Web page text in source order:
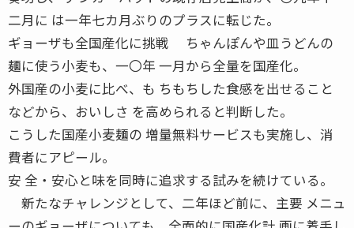
二月に は一年七カ月ぶりのプラスに転じた。
ギョーザも全国産化に挑戦 ちゃんぽんや皿うどんの
麺に使う小麦も、一〇年 一月から全量を国産化。
外国産の小麦に比べ、も ちもちした食感を出せること
などから、おいしさ を高められると判断した。
こうした国産小麦麺の 増量無料サービスも実施し、消
費者にアピール。
安 全・安心と味を同時に追求する試みを続けている。
新たなチャレンジとして、二年ほど前に、主要 メニュ